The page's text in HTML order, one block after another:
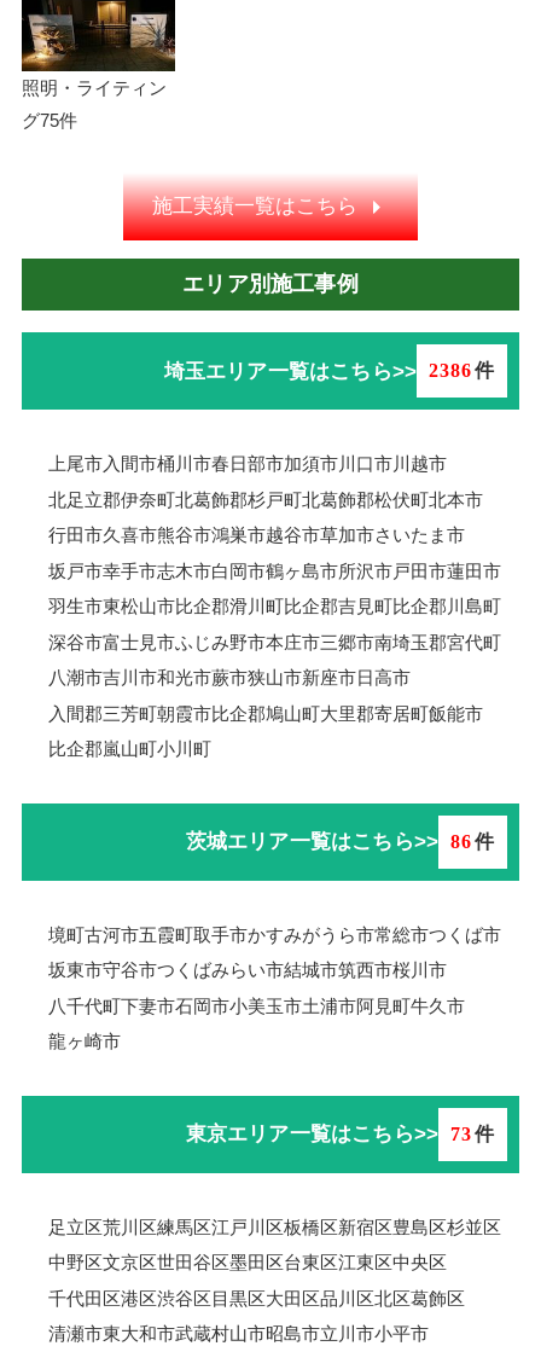
照明・ライティン
グ75件
施工実績一覧はこちら
エリア別施工事例
埼玉エリア一覧はこちら>> 2386件
上尾市入間市桶川市春日部市加須市川口市川越市
北足立郡伊奈町北葛飾郡杉戸町北葛飾郡松伏町北本市
行田市久喜市熊谷市鴻巣市越谷市草加市さいたま市
坂戸市幸手市志木市白岡市鶴ヶ島市所沢市戸田市蓮田市
羽生市東松山市比企郡滑川町比企郡吉見町比企郡川島町
深谷市富士見市ふじみ野市本庄市三郷市南埼玉郡宮代町
八潮市吉川市和光市蕨市狭山市新座市日高市
入間郡三芳町朝霞市比企郡鳩山町大里郡寄居町飯能市
比企郡嵐山町小川町
茨城エリア一覧はこちら>> 86件
境町古河市五霞町取手市かすみがうら市常総市つくば市
坂東市守谷市つくばみらい市結城市筑西市桜川市
八千代町下妻市石岡市小美玉市土浦市阿見町牛久市
龍ヶ崎市
東京エリア一覧はこちら>> 73件
足立区荒川区練馬区江戸川区板橋区新宿区豊島区杉並区
中野区文京区世田谷区墨田区台東区江東区中央区
千代田区港区渋谷区目黒区大田区品川区北区葛飾区
清瀬市東大和市武蔵村山市昭島市立川市小平市